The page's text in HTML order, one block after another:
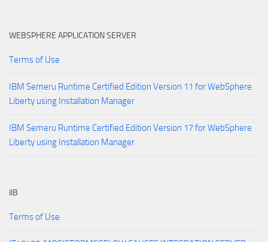
WEBSPHERE APPLICATION SERVER
Terms of Use
IBM Semeru Runtime Certified Edition Version 11 for WebSphere
Liberty using Installation Manager
IBM Semeru Runtime Certified Edition Version 17 for WebSphere
Liberty using Installation Manager
IIB
Terms of Use